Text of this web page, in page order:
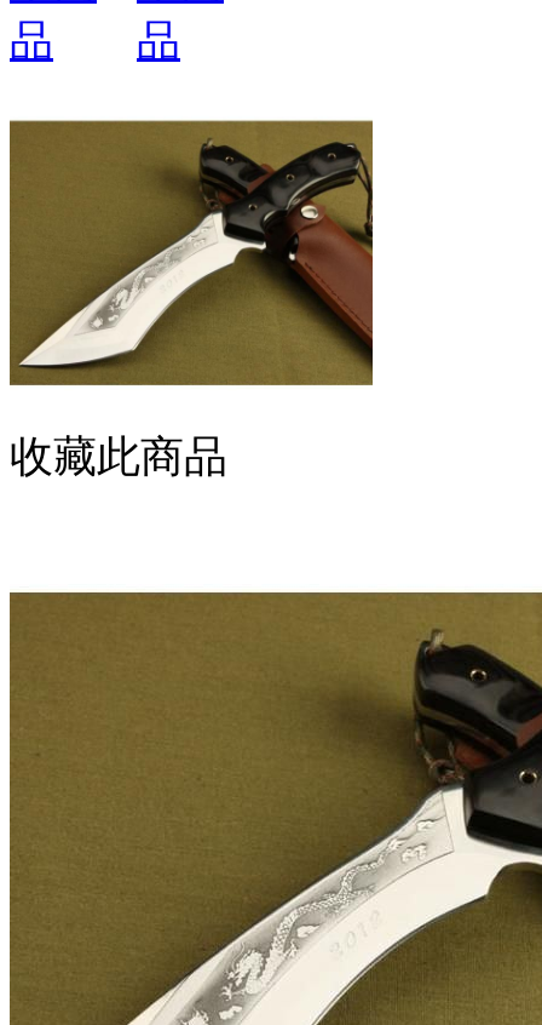
收藏此商品